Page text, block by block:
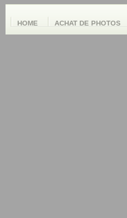
HOME ACHAT DE PHOTOS